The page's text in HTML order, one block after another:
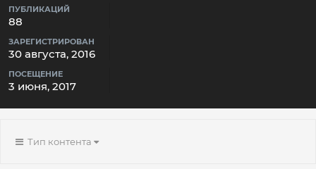
ПУБЛИКАЦИЙ
88
ЗАРЕГИСТРИРОВАН
30 августа, 2016
ПОСЕЩЕНИЕ
3 июня, 2017
Тип контента